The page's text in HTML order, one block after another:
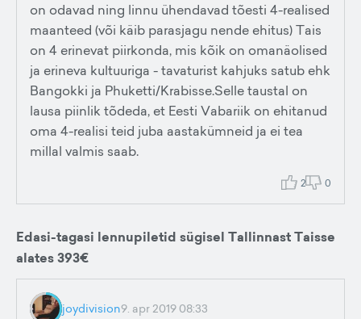
on odavad ning linnu ühendavad tõesti 4-realised
maanteed (või käib parasjagu nende ehitus) Tais
on 4 erinevat piirkonda, mis kõik on omanäolised
ja erineva kultuuriga - tavaturist kahjuks satub ehk
Bangokki ja Phuketti/Krabisse.Selle taustal on
lausa piinlik tõdeda, et Eesti Vabariik on ehitanud
oma 4-realisi teid juba aastakümneid ja ei tea
millal valmis saab.
2 0
Edasi-tagasi lennupiletid sügisel Tallinnast Taisse
alates 393€
joydivision9. apr 2019 08:33